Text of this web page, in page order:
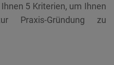
5 Kriterien, um Ihnen
Praxis-Gründung zu